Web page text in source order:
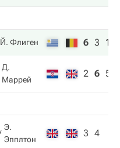
Й. Флиген 6 3 10
Д.
Маррей
2 6 5
Э.
Эпплтон
3 4